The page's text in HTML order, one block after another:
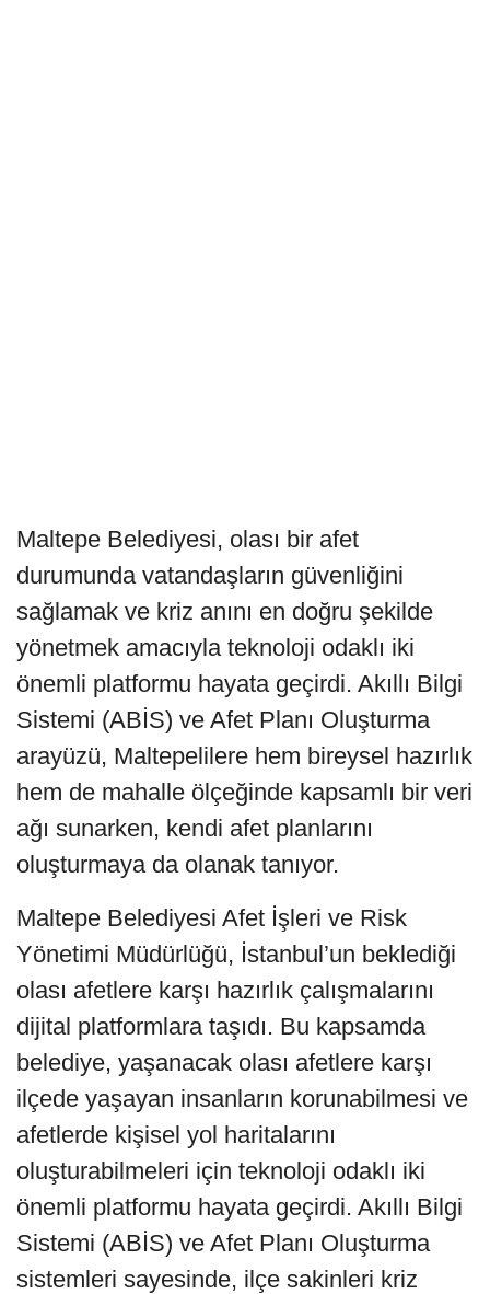
Maltepe Belediyesi, olası bir afet
durumunda vatandaşların güvenliğini
sağlamak ve kriz anını en doğru şekilde
yönetmek amacıyla teknoloji odaklı iki
önemli platformu hayata geçirdi. Akıllı Bilgi
Sistemi (ABİS) ve Afet Planı Oluşturma
arayüzü, Maltepelilere hem bireysel hazırlık
hem de mahalle ölçeğinde kapsamlı bir veri
ağı sunarken, kendi afet planlarını
oluşturmaya da olanak tanıyor.
Maltepe Belediyesi Afet İşleri ve Risk
Yönetimi Müdürlüğü, İstanbul’un beklediği
olası afetlere karşı hazırlık çalışmalarını
dijital platformlara taşıdı. Bu kapsamda
belediye, yaşanacak olası afetlere karşı
ilçede yaşayan insanların korunabilmesi ve
afetlerde kişisel yol haritalarını
oluşturabilmeleri için teknoloji odaklı iki
önemli platformu hayata geçirdi. Akıllı Bilgi
Sistemi (ABİS) ve Afet Planı Oluşturma
sistemleri sayesinde, ilçe sakinleri kriz